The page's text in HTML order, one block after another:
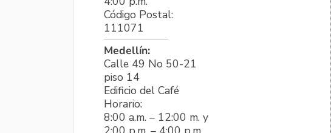
Código Postal:
111071
Medellín:
Calle 49 No 50-21
piso 14
Edificio del Café
Horario:
8:00 a.m. – 12:00 m. y